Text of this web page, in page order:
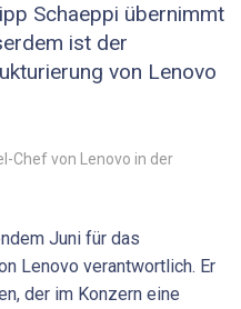
Schaeppi übernimmt
ist der
von Lenovo
Chef von Lenovo in der
Juni für das
Lenovo verantwortlich. Er
der im Konzern eine